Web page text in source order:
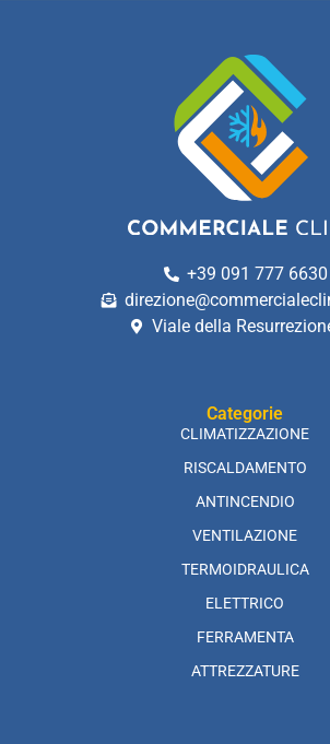
+39 091 777 6630
Viale della
Categorie
CLIMATIZZAZIONE
RISCALDAMENTO
ANTINCENDIO
VENTILAZIONE
TERMOIDRAULICA
ELETTRICO
FERRAMENTA
ATTREZZATURE